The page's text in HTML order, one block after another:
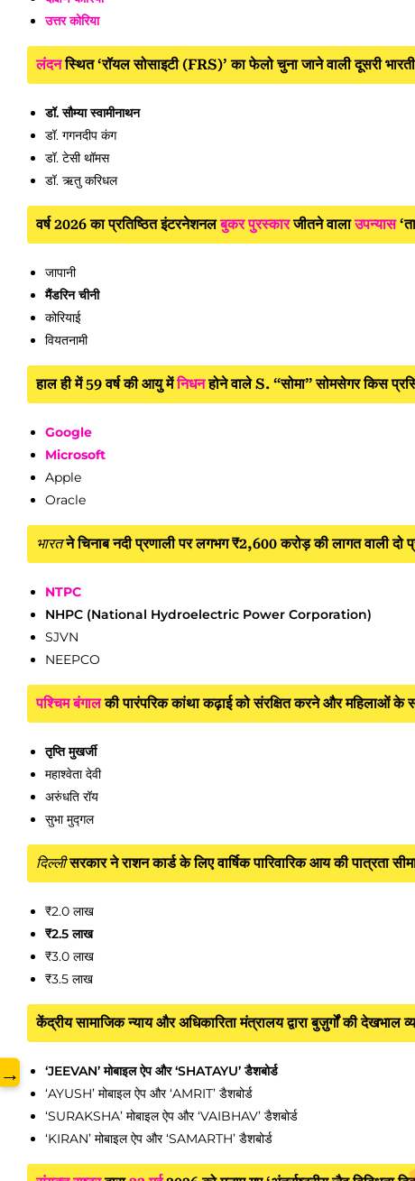
उत्तर कोरिया
लंदनस्थित ‘रॉयल सोसाइटी (FRS)’ का फेलो चुना जाने वाली दूसरी
डॉ. सौम्या स्वामीनाथन
डॉ. गगनदीप कंग
डॉ. टेसी थॉमस
डॉ. ऋतु करिधल
वर्ष 2026 का प्रतिष्ठित इंटरनेशनलबुकर पुरस्कारजीतने वालाउपन्यास
जापानी
मैंडरिन चीनी
कोरियाई
वियतनामी
हाल ही में 59 वर्ष की आयु मेंनिधनहोने वाले S. “सोमा” सोमसेगर किस
Google
Microsoft
Apple
Oracle
भारतने चिनाब नदी प्रणाली पर लगभग ₹2,600 करोड़ की लागत वाली दो
NTPC
NHPC (National Hydroelectric Power Corporation)
SJVN
NEEPCO
पश्चिम बंगालकी पारंपरिक कांथा कढ़ाई को संरक्षित करने और महिलाओं
तृप्ति मुखर्जी
महाश्वेता देवी
अरुंधति रॉय
सुभा मुद्गल
दिल्लीसरकार ने राशन कार्ड के लिए वार्षिक पारिवारिक आय की
₹2.0 लाख
₹2.5 लाख
₹3.0 लाख
₹3.5 लाख
केंद्रीय सामाजिक न्याय और अधिकारिता मंत्रालय द्वारा बुज़ुर्गों की
‘JEEVAN’ मोबाइल ऐप और ‘SHATAYU’ डैशबोर्ड
‘AYUSH’ मोबाइल ऐप और ‘AMRIT’ डैशबोर्ड
‘SURAKSHA’ मोबाइल ऐप और ‘VAIBHAV’ डैशबोर्ड
‘KIRAN’ मोबाइल ऐप और ‘SAMARTH’ डैशबोर्ड
→